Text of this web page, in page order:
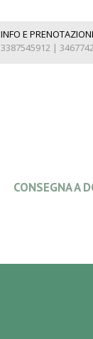
CONSEGNA A
INFO E
3387545912 |